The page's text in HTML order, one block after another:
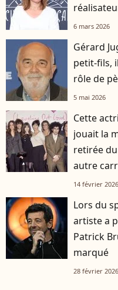
6 mars 2026
Gérard
petit-fils,
rôle de
5 mai 2026
Cette
jouait la
retirée
autre
14 février 2026
Lors du
artiste a
Patrick
marqué
28 février 2026